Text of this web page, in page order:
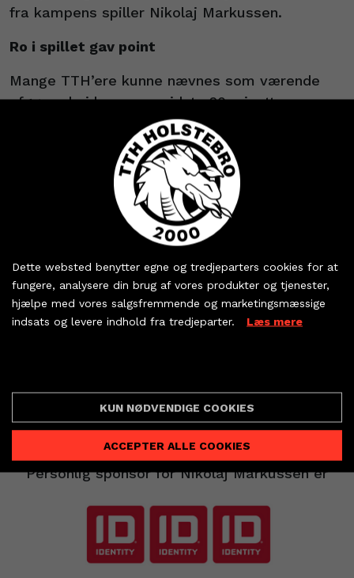
Køb dine billetter og
dine partnerbilletter
KØB BILLET
fra kampens spiller Nikolaj Markussen.
Ro i spillet gav point
Mange TTH’ere kunne nævnes som værende
afgørende i kampens sidste 20 minutter:
Allan Damgaard, Dan Beck-Hansen, Josip
Cavar , Johan Meklenborg og ikke mindst
Nikolaj Markussen, der med 7 mål på 7 forsøg
og 7 assists spillede med stor rutine og ro:
- Vi er forberedte og ved hvad vi skal, da
tager et par bolde og vi kommer til nogle fine
afslutninger i den anden ende. Der er en anden
ro i vores spil nu, end der var i foråret, og det
december, hvor vi slutter året af med nabobrag
mod Lemvig-Thyborøn Håndbold. Bestil dine
ved at klikke her.
Personlig sponsor for Nikolaj Markussen er
Dette websted benytter egne og tredjeparters cookies for at
fungere, analysere din brug af vores produkter og tjenester,
hjælpe med vores salgsfremmende og marketingsmæssige
indsats og levere indhold fra tredjeparter. Læs mere
KUN NØDVENDIGE COOKIES
ACCEPTER ALLE COOKIES